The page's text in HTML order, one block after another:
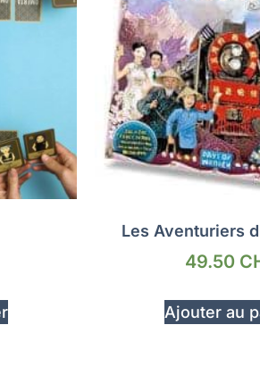
Les Aventuriers
49.50
Ajouter au